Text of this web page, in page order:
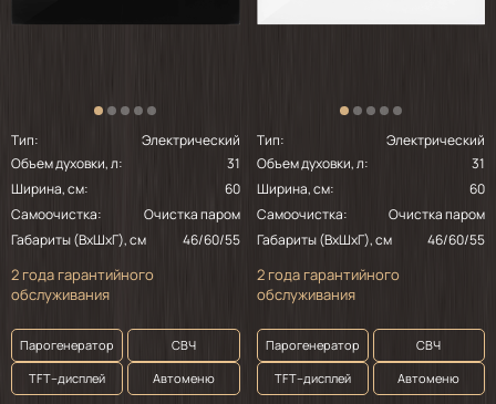
Тип:
Электрический
Объем духовки, л:
31
Ширина, см:
60
Самоочистка:
Очистка паром
Габариты (ВхШхГ), см
46/60/55
2 года гарантийного
обслуживания
Парогенератор
СВЧ
TFT–дисплей
Автоменю
Тип:
Электрический
Объем духовки, л:
31
Ширина, см:
60
Самоочистка:
Очистка паром
Габариты (ВхШхГ), см
46/60/55
2 года гарантийного
обслуживания
Парогенератор
СВЧ
TFT–дисплей
Автоменю